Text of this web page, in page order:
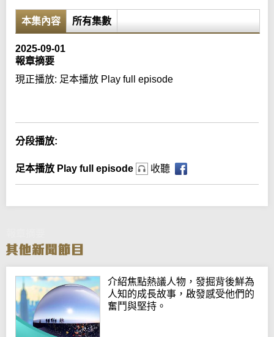
本集內容 所有集數
2025-09-01
報章摘要
現正播放: 足本播放 Play full episode
分段播放:
足本播放 Play full episode 收聽
介紹焦點熱議人物，發掘背後鮮為
人知的成長故事，啟發感受他們的
奮鬥與堅持。